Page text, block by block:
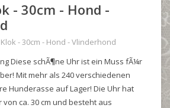
- 30cm - Hond -
- 30cm - Hond - Vlinderhond
Diese schÃ¶ne Uhr ist ein Muss fÃ¼r
Mit mehr als 240 verschiedenen
Hunderasse auf Lager! Die Uhr hat
ca. 30 cm und besteht aus